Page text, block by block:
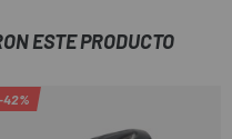
ESTE PRODUCTO
42%